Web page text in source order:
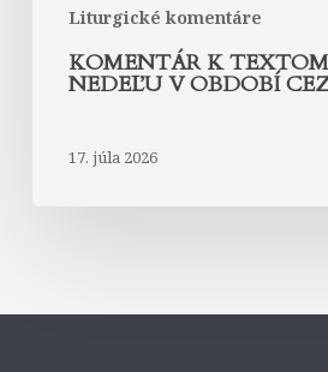
Liturgické komentáre
KOMENTÁR K
NEDEĽU V OBDOBÍ
17. júla 2026